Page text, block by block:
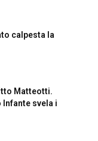
calpesta la
Matteotti.
Infante svela i